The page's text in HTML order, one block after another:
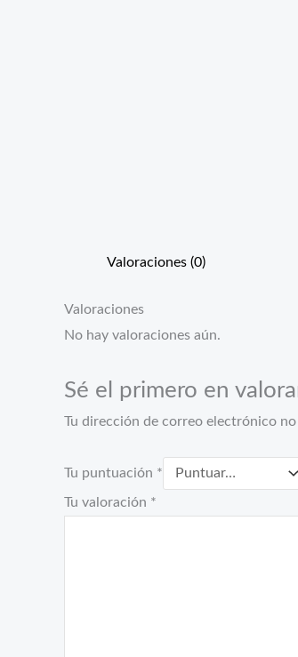
Valoraciones (0)
Valoraciones
No hay valoraciones aún.
Sé el primero en
Tu dirección de correo electrónico
Tu puntuación *
Tu valoración *